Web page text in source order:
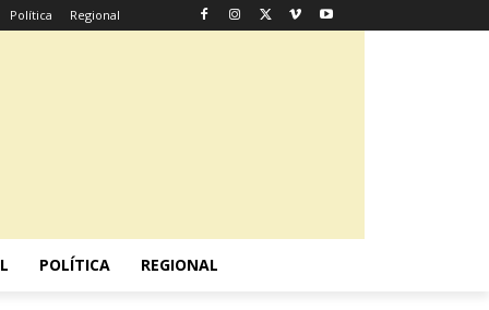
Política Regional
POLÍTICA REGIONAL